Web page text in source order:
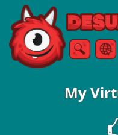
Free Online
Arama
My